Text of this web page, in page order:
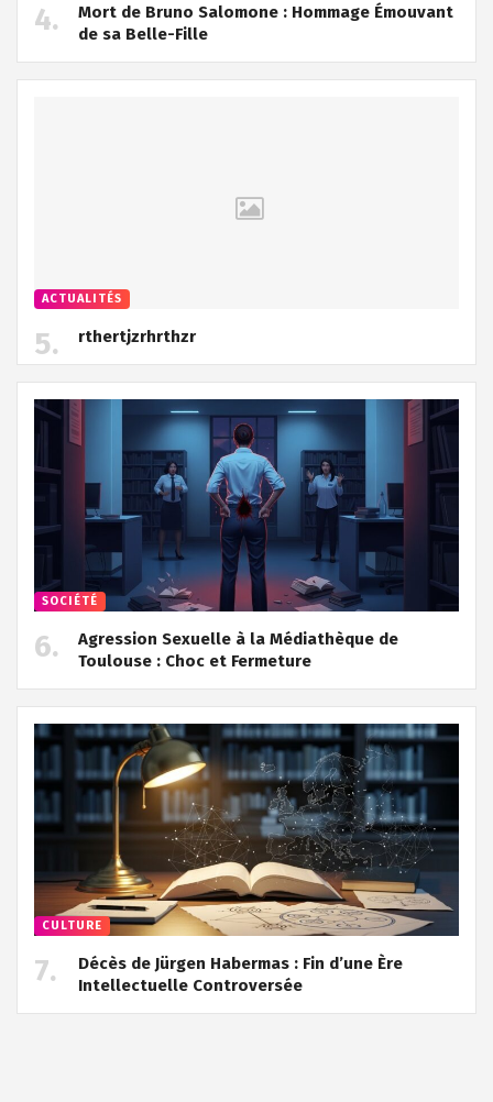
Mort de Bruno Salomone : Hommage Émouvant
de sa Belle-Fille
ACTUALITÉS
rthertjzrhrthzr
SOCIÉTÉ
Agression Sexuelle à la Médiathèque de
Toulouse : Choc et Fermeture
CULTURE
Décès de Jürgen Habermas : Fin d’une Ère
Intellectuelle Controversée